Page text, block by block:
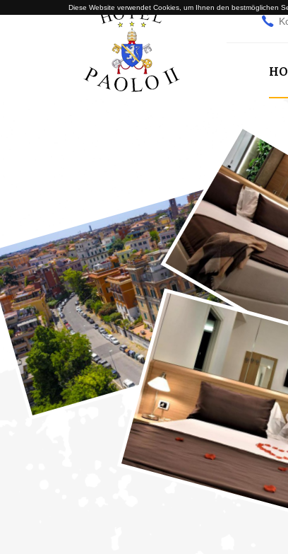
Diese Website verwendet Cookies, um Ihnen den bestmöglichen